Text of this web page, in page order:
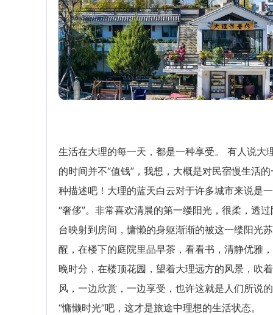
生活在大理的每一天，都是一种享受。 有人说大
的时间并不“值钱”，我想，大概是对民宿慢生活的
种描述吧！大理的蓝天白云对于许多城市来说是
“奢侈”。非常喜欢清晨的第一缕阳光，很柔，透过
台映射到房间，慵懒的身躯渐渐的被这一缕阳光苏
醒，在楼下的庭院里品早茶，看看书，清静优雅
晚时分，在楼顶花园，望着大理远方的风景，吹
风，一边欣赏，一边享受，也许这就是人们所说的
“慵懒时光”吧，这才是旅途中理想的生活状态。